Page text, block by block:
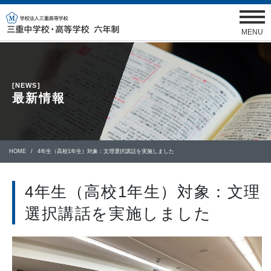
MENU
[NEWS]
最新情報
HOME 4年生（高校1年生）対象：文理選択講話を実施しました
4年生（高校1年生）対象：文理
選択講話を実施しました